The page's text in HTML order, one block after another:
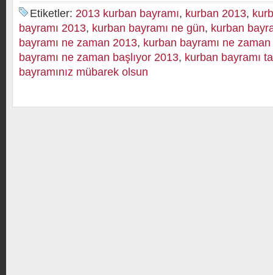
Etiketler: 2013 kurban bayramı, kurban 2013,
bayramı 2013, kurban bayramı ne gün, kurban
bayramı ne zaman 2013, kurban bayramı ne zaman
bayramı ne zaman başlıyor 2013, kurban bayramı
bayramınız mübarek olsun